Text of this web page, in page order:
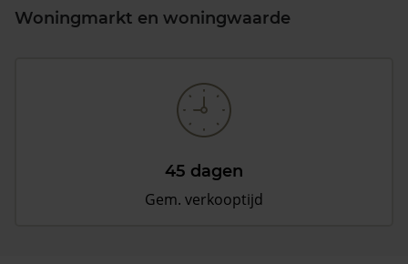
Woningmarkt en woningwaarde
45 dagen
Gem. verkooptijd